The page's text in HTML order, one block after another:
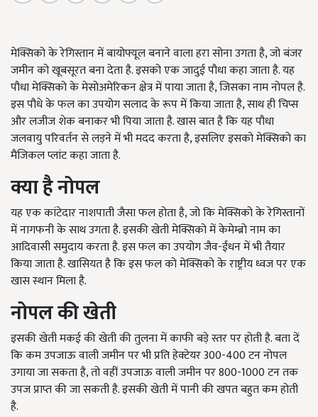
मेक्सिको के रेगिस्तान में बायोफ्यूल बनाने वाला हरा सोना उगता है, जो बंजर
जमीन को खूबसूरत बना देता है. इसको एक जादुई पौधा कहा जाता है. यह
पौधा मेक्सिको के मेसोअमेरिकन क्षेत्र में पाया जाता है, जिसका नाम नोपल है.
इस पौधे के फल का उपयोग सलाद के रूप में किया जाता है, साथ ही चिप्स
और लजीज शेक बनाकर भी पिया जाता है. खास बात है कि यह पौधा
जलवायु परिवर्तन से लड़ने में भी मदद करता है, इसलिए इसको मेक्सिको का
मैजिकल प्लांट कहा जाता है.
क्या है नोपल
यह एक कांटेदार नाशपाती जैसा फल होता है, जो कि मेक्सिको के रेगिस्तानों
में नागफनी के साथ उगता है. इसकी खेती मेक्सिको में केमेम्ब्रो नाम का
आदिवासी समुदाय करता है. इस फल का उपयोग जैव-ईंधन में भी तैयार
किया जाता है. खासियत है कि इस फल को मेक्सिको के राष्ट्रीय ध्वज पर एक
खास स्थान मिला है.
नोपल की खेती
इसकी खेती मकई की खेती की तुलना में काफी बड़े स्तर पर होती है. बता दें
कि कम उपजाऊ वाली जमीन पर भी प्रति हेक्टेयर 300-400 टन नोपल
उगाया जा सकता है, तो वहीं उपजाऊ वाली जमीन पर 800-1000 टन तक
उपज प्राप्त की जा सकती है. इसकी खेती में पानी की खपत बहुत कम होती
है.